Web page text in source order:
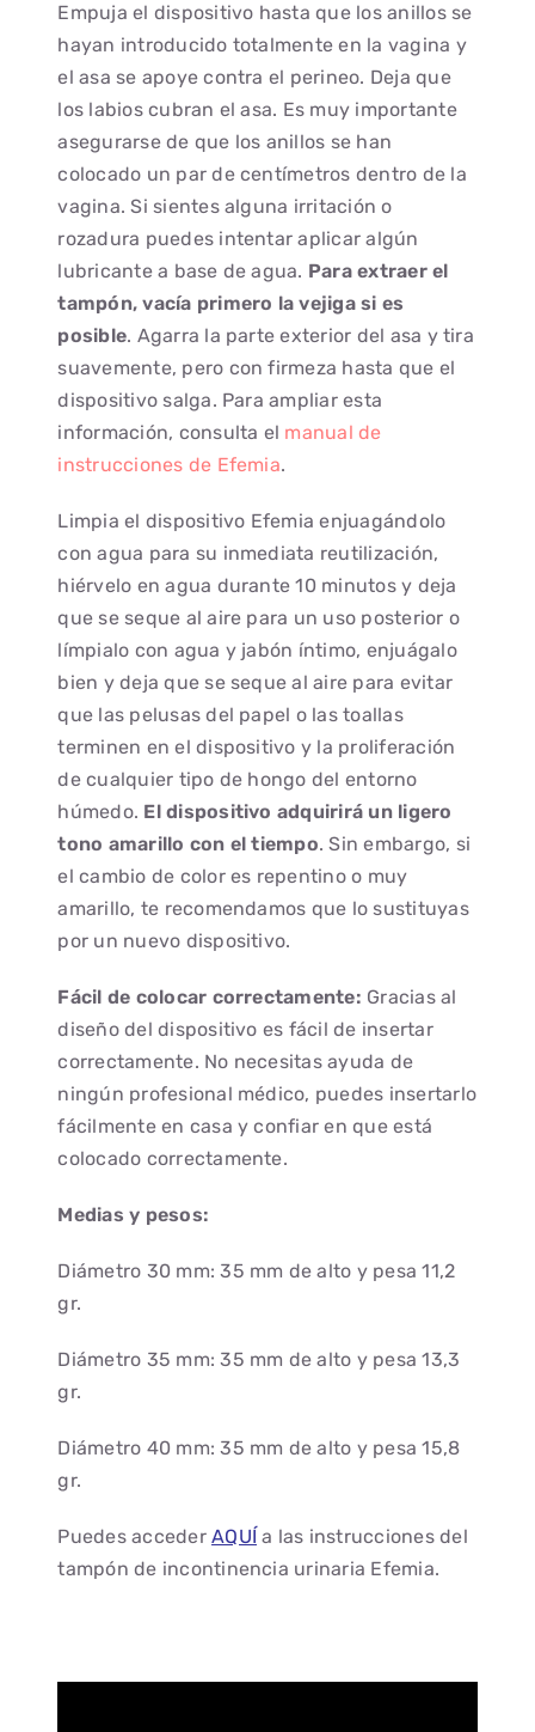
Empuja el dispositivo hasta que los anillos se
hayan introducido totalmente en la vagina y
el asa se apoye contra el perineo. Deja que
los labios cubran el asa. Es muy importante
asegurarse de que los anillos se han
colocado un par de centímetros dentro de la
vagina. Si sientes alguna irritación o
rozadura puedes intentar aplicar algún
lubricante a base de agua. Para extraer el
tampón, vacía primero la vejiga si es
posible. Agarra la parte exterior del asa y tira
suavemente, pero con firmeza hasta que el
dispositivo salga. Para ampliar esta
información, consulta el manual de
instrucciones de Efemia.
Limpia el dispositivo Efemia enjuagándolo
con agua para su inmediata reutilización,
hiérvelo en agua durante 10 minutos y deja
que se seque al aire para un uso posterior o
límpialo con agua y jabón íntimo, enjuágalo
bien y deja que se seque al aire para evitar
que las pelusas del papel o las toallas
terminen en el dispositivo y la proliferación
de cualquier tipo de hongo del entorno
húmedo. El dispositivo adquirirá un ligero
tono amarillo con el tiempo. Sin embargo, si
el cambio de color es repentino o muy
amarillo, te recomendamos que lo sustituyas
por un nuevo dispositivo.
Fácil de colocar correctamente: Gracias al
diseño del dispositivo es fácil de insertar
correctamente. No necesitas ayuda de
ningún profesional médico, puedes insertarlo
fácilmente en casa y confiar en que está
colocado correctamente.
Medias y pesos:
Diámetro 30 mm: 35 mm de alto y pesa 11,2
gr.
Diámetro 35 mm: 35 mm de alto y pesa 13,3
gr.
Diámetro 40 mm: 35 mm de alto y pesa 15,8
gr.
Puedes accederAQUÍ a las instrucciones del
tampón de incontinencia urinaria Efemia.